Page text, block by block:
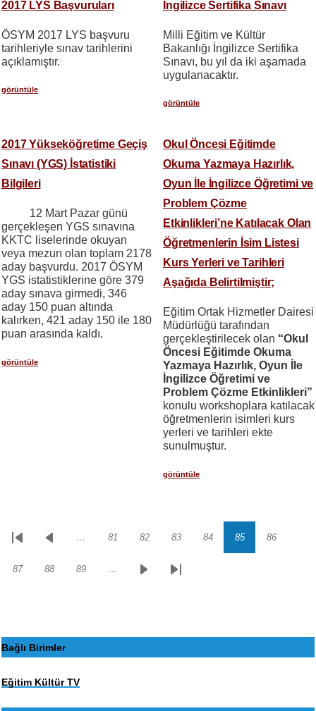
2017 LYS Başvuruları
ÖSYM 2017 LYS başvuru
tarihleriyle sınav tarihlerini
açıklamıştır.
görüntüle
İngilizce Sertifika Sınavı
Milli Eğitim ve Kültür
Bakanlığı İngilizce Sertifika
Sınavı, bu yıl da iki aşamada
uygulanacaktır.
görüntüle
2017 Yükseköğretime Geçiş
Sınavı (YGS) İstatistiki
Bilgileri
12 Mart Pazar günü
gerçekleşen YGS sınavına
KKTC liselerinde okuyan
veya mezun olan toplam 2178
aday başvurdu. 2017 ÖSYM
YGS istatistiklerine göre 379
aday sınava girmedi, 346
aday 150 puan altında
kalırken, 421 aday 150 ile 180
puan arasında kaldı.
görüntüle
Okul Öncesi Eğitimde
Okuma Yazmaya Hazırlık,
Oyun İle İngilizce Öğretimi ve
Problem Çözme
Etkinlikleri’ne Katılacak Olan
Öğretmenlerin İsim Listesi
Kurs Yerleri ve Tarihleri
Aşağıda Belirtilmiştir;
Eğitim Ortak Hizmetler Dairesi
Müdürlüğü tarafından
gerçekleştirilecek olan “Okul
Öncesi Eğitimde Okuma
Yazmaya Hazırlık, Oyun İle
İngilizce Öğretimi ve
Problem Çözme Etkinlikleri”
konulu workshoplara katılacak
öğretmenlerin isimleri kurs
yerleri ve tarihleri ekte
sunulmuştur.
görüntüle
Sayfalama
İlk
Önceki… Sayfa
81 Sayfa
82 Sayfa
83 Sayfa
84 Sayfa
85 Sayfa
86
Sayfa
87 Sayfa
88 Sayfa
89 …
SonrakiSon
Bağlı Birimler
Eğitim Kültür TV